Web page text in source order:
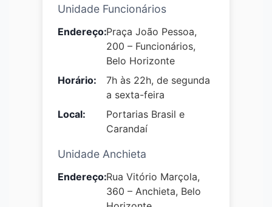
Unidade Funcionários
Endereço:Praça João Pessoa,
200 – Funcionários,
Belo Horizonte
Horário:
7h às 22h, de segunda
a sexta-feira
Local:
Portarias Brasil e
Carandaí
Unidade Anchieta
Endereço:Rua Vitório Marçola,
360 – Anchieta, Belo